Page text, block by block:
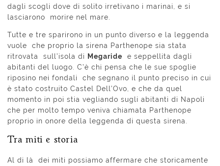
dagli scogli dove di solito irretivano i marinai, e si
lasciarono morire nel mare.
Tutte e tre sparirono in un punto diverso e la leggenda
vuole che proprio la sirena Parthenope sia stata
ritrovata sull’isola di
Megaride e seppellita dagli
abitanti del luogo. C’è chi pensa che le sue spoglie
riposino nei fondali che segnano il punto preciso in cui
è stato costruito Castel Dell’Ovo, e che da quel
momento in poi stia vegliando sugli abitanti di Napoli
che per molto tempo veniva chiamata Parthenope
proprio in onore della leggenda di questa sirena.
Tra miti e storia
Al di là dei miti possiamo affermare che storicamente